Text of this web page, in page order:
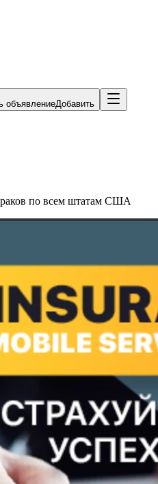
объявлениеДобавить
по всем штатам США